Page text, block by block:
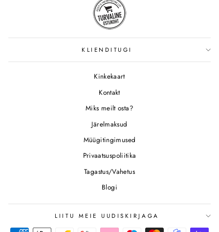
KLIENDITUGI
Kinkekaart
Kontakt
Miks meilt osta?
Järelmaksud
Müügitingimused
Privaatsuspoliitika
Tagastus/Vahetus
Blogi
LIITU MEIE UUDISKIRJAGA